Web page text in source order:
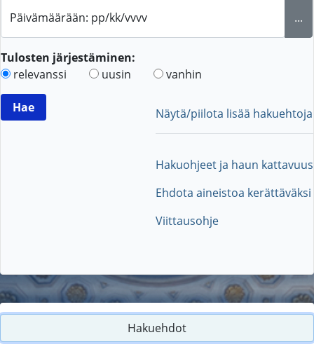
Päivämäärään: pp/kk/vvvv ...
Tulosten järjestäminen:
relevanssi
uusin vanhin
Näytä/piilota lisää hakuehtoja
Hakuohjeet ja haun kattavuus
Ehdota aineistoa kerättäväksi
Viittausohje
Hakuehdot